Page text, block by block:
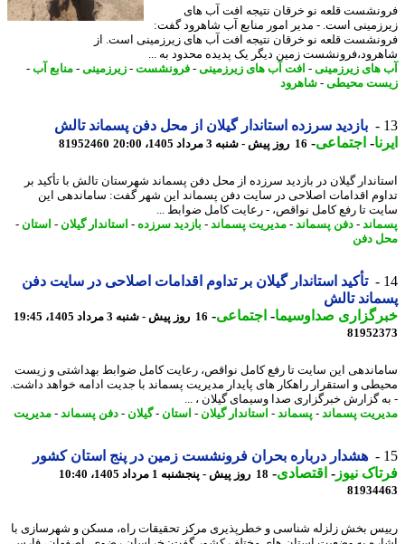
قلعه نو خرقان نتیجه افت آب های
است. - مدیر امور منابع آب شاهرود گفت:
قلعه نو خرقان نتیجه افت آب های زیرزمینی است. از
زمین دیگر یک پدیده محدود به ...
زیرزمینی-افت آب های زیرزمینی-فرونشست-زیرزمینی-منابع آب-
محیطی-شاهرود
بازدید سرزده استاندار گیلان از محل دفن پسماند تالش
-اجتماعی-16 روز پیش - شنبه 3 مرداد 1405، 20:00 81952460
گیلان در بازدید سرزده از محل دفن پسماند شهرستان تالش با تأکید بر
اقدامات اصلاحی در سایت دفن پسماند این شهر گفت: ساماندهی این
تا رفع کامل نواقص، - رعایت کامل ضوابط ...
-دفن پسماند-مدیریت پسماند-بازدید سرزده- استاندار گیلان-استان-
دفن
تأکید استاندار گیلان بر تداوم اقدامات اصلاحی در سایت دفن
تالش
صداوسیما-اجتماعی-16 روز پیش - شنبه 3 مرداد 1405، 19:45
این سایت تا رفع کامل نواقص، رعایت کامل ضوابط بهداشتی و زیست
و استقرار راهکار های پایدار مدیریت پسماند با جدیت ادامه خواهد داشت.
گزارش خبرگزاری صدا وسیمای گیلان ، ...
پسماند-پسماند-استاندار گیلان-استان-گیلان-دفن پسماند-مدیریت
هشدار درباره بحران فرونشست زمین در پنج استان کشور
نیوز-اقتصادی-18 روز پیش - پنجشنبه 1 مرداد 1405، 10:40
بخش زلزله شناسی و خطرپذیری مرکز تحقیقات راه، مسکن و شهرسازی با